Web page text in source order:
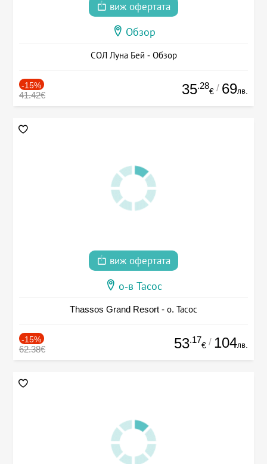
виж офертата
Обзор
СОЛ Луна Бей - Обзор
-15%
41.42€ 35.28
€ / 69лв.
виж офертата
о-в Тасос
Thassos Grand Resort - о. Тасос
-15%
62.38€ 53.17
€ / 104лв.